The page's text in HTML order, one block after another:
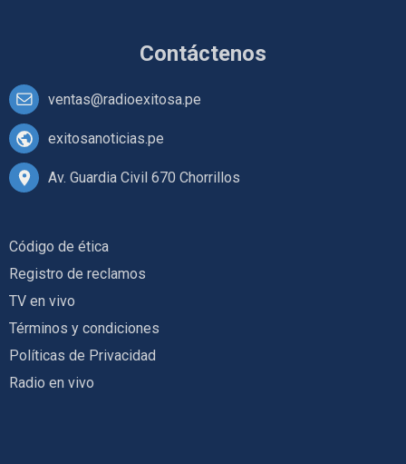
Contáctenos
ventas@radioexitosa.pe
exitosanoticias.pe
Av. Guardia Civil 670 Chorrillos
Código de ética
Registro de reclamos
TV en vivo
Términos y condiciones
Políticas de Privacidad
Radio en vivo